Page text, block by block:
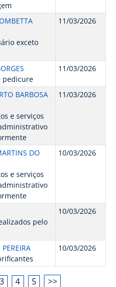
exceto
11/03/2026
pedicure
11/03/2026
BARBOSA
e serviços
11/03/2026
DO
e serviços
10/03/2026
pelo
10/03/2026
10/03/2026
3 4 5 >>